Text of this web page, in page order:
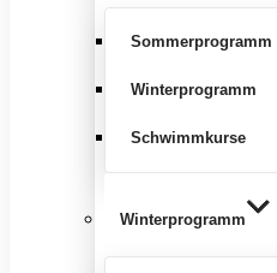
Sommerprogramm
Winterprogramm
Schwimmkurse
Winterprogramm